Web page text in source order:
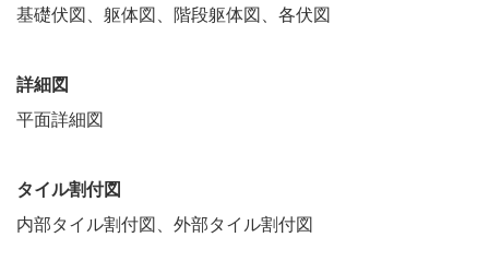
基礎伏図、躯体図、階段躯体図、各伏図
詳細図
平面詳細図
タイル割付図
内部タイル割付図、外部タイル割付図